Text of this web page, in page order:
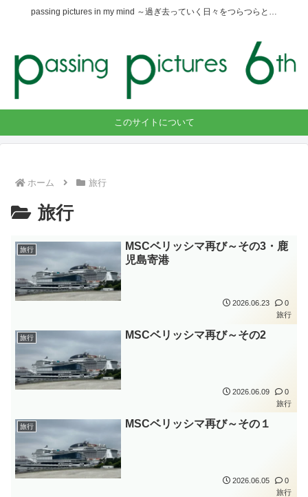
passing pictures in my mind ～過ぎ去っていく日々をつらつらと…
このサイトについて
ホーム 旅行
旅行
旅行
MSCベリッシマ再び～その3・鹿
児島寄港
2026.06.23
0
旅行
旅行 MSCベリッシマ再び～その2
2026.06.09
0
旅行
旅行 MSCベリッシマ再び～その１
2026.06.05
0
旅行